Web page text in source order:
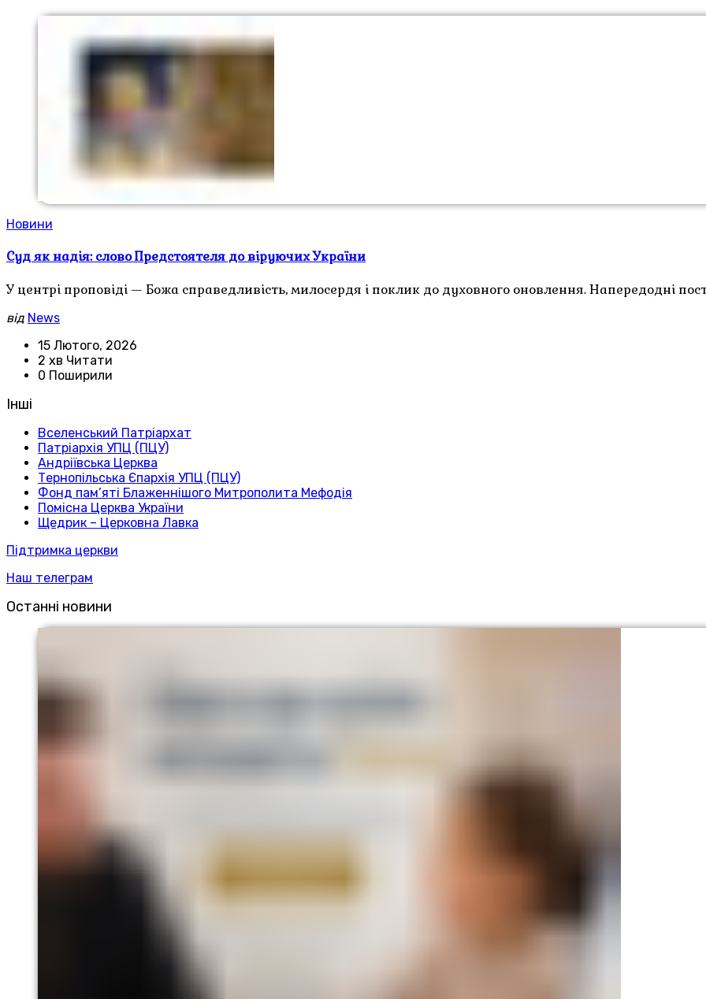
Новини
Суд як надія: слово Предстоятеля до віруючих України
У центрі проповіді — Божа справедливість, милосердя і поклик до духовного оновлення. Напередодні
від News
15 Лютого, 2026
2 хв Читати
0 Поширили
Інші
Вселенський Патріархат
Патріархія УПЦ (ПЦУ)
Андріївська Церква
Тернопільська Єпархія УПЦ (ПЦУ)
Фонд пам’яті Блаженнішого Митрополита Мефодія
Помісна Церква України
Щедрик – Церковна Лавка
Підтримка церкви
Наш телеграм
Останні новини